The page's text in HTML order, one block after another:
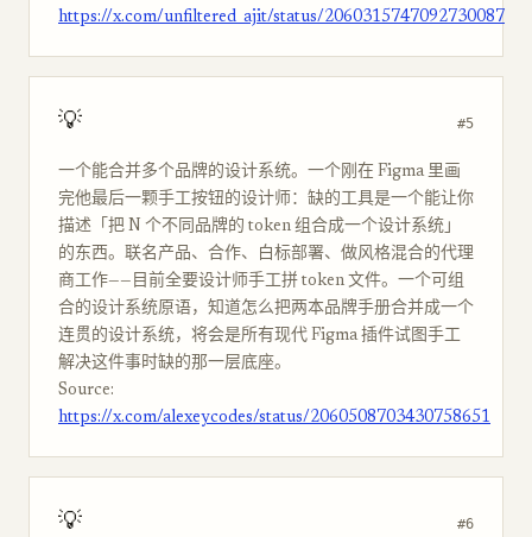
https://x.com/unfiltered_ajit/status/2060315747092730087
💡 #5
一个能合并多个品牌的设计系统。一个刚在 Figma 里画
完他最后一颗手工按钮的设计师：缺的工具是一个能让你
描述「把 N 个不同品牌的 token 组合成一个设计系统」
的东西。联名产品、合作、白标部署、做风格混合的代理
商工作——目前全要设计师手工拼 token 文件。一个可组
合的设计系统原语，知道怎么把两本品牌手册合并成一个
连贯的设计系统，将会是所有现代 Figma 插件试图手工
解决这件事时缺的那一层底座。
Source:
https://x.com/alexeycodes/status/2060508703430758651
💡 #6